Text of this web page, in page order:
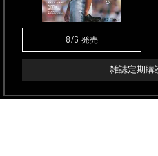
8/6 発売
雑誌定期購